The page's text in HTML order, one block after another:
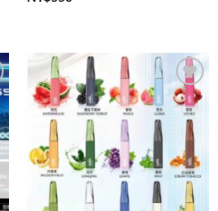
Add to
wishlist